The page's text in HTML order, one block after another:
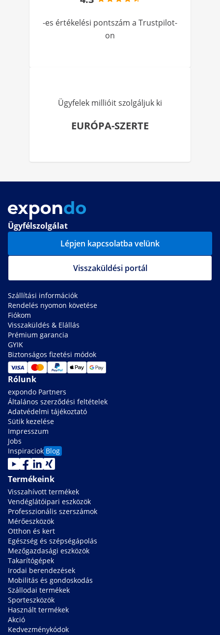
-es értékelési pontszám a Trustpilot-
on
Ügyfelek millióit szolgáljuk ki
EURÓPA-SZERTE
Ügyfélszolgálat
Lépjen kapcsolatba velünk
Visszaküldési portál
Szállítási információk
Rendelés nyomon követése
Fiókom
Visszaküldés & Elállás
Prémium garancia
GYIK
Biztonságos fizetési módok
Rólunk
expondo Partners
Általános szerződési feltételek
Adatvédelmi tájékoztató
Sütik kezelése
Impresszum
Jobs
Inspiraciok Blog
Termékeink
Visszahívott termékek
Vendéglátóipari eszközök
Professzionális szerszámok
Mérőeszközök
Otthon és kert
Egészség és szépségápolás
Mezőgazdasági eszközök
Takarítógépek
Irodai berendezések
Mobilitás és gondoskodás
Szállodai termékek
Sporteszközök
Használt termékek
Akció
Kedvezménykódok